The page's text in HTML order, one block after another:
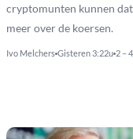
cryptomunten kunnen dat
meer over de koersen.
Ivo Melchers Gisteren 3:22u 2 –